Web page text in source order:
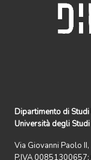
Dipartimento di Studi
Università degli
Via Giovanni Paolo
P.IVA